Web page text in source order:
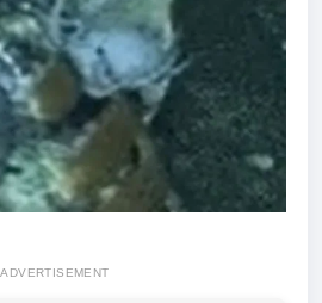
ADVERTISEMENT